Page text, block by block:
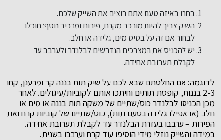
בחרו באיזה טעם אתם רוצים את השייק שלכם.
השיק צריך להיות מורכב מקרח, פירות ומרכיב נוסף: תוכלו
לבחור אם זה על בסיס מים, גלידה או חלב.
יש להכניס את המצרכים הנדרשים לבלנדר ולערבב עד
לקבלת תערובת אחידה.
לדוגמה: אם החלטתם שבא לכם על שיק תות בננה קר ומרענן, קחו
2-3 בננות, קופסת תותים וחיתכו אותם לקוביות/עיגולים. לאחר
מכן הכניסו לבלנדר כוס/שתיים של משקה תות בננה או מים או
חלב (או אפילו גלידה בטעם תות), כוס/שתיים של קוביות קרח ואת
הפירות – ערבבו בעזרת הבלנדר עד לקבלת תערובת אחידה.
במידה והשייק נוזלי מידי הוסיפו עוד קרח וערבבו בשנית.